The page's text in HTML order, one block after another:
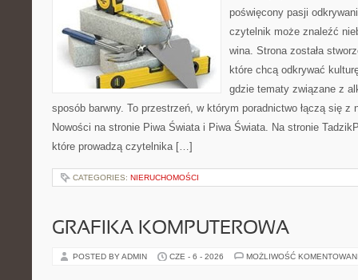
poświęcony pasji
czytelnik może znaleźć
wina. Strona została
które chcą odkrywać
gdzie tematy związane z
sposób barwny. To przestrzeń, w którym poradnictwo łączą się z
Nowości na stronie Piwa Świata i Piwa Świata. Na stronie
które prowadzą czytelnika […]
CATEGORIES: NIERUCHOMOŚCI
GRAFIKA KOMPUTEROWA
POSTED BY ADMIN CZE - 6 - 2026 MOŻLIWOŚĆ